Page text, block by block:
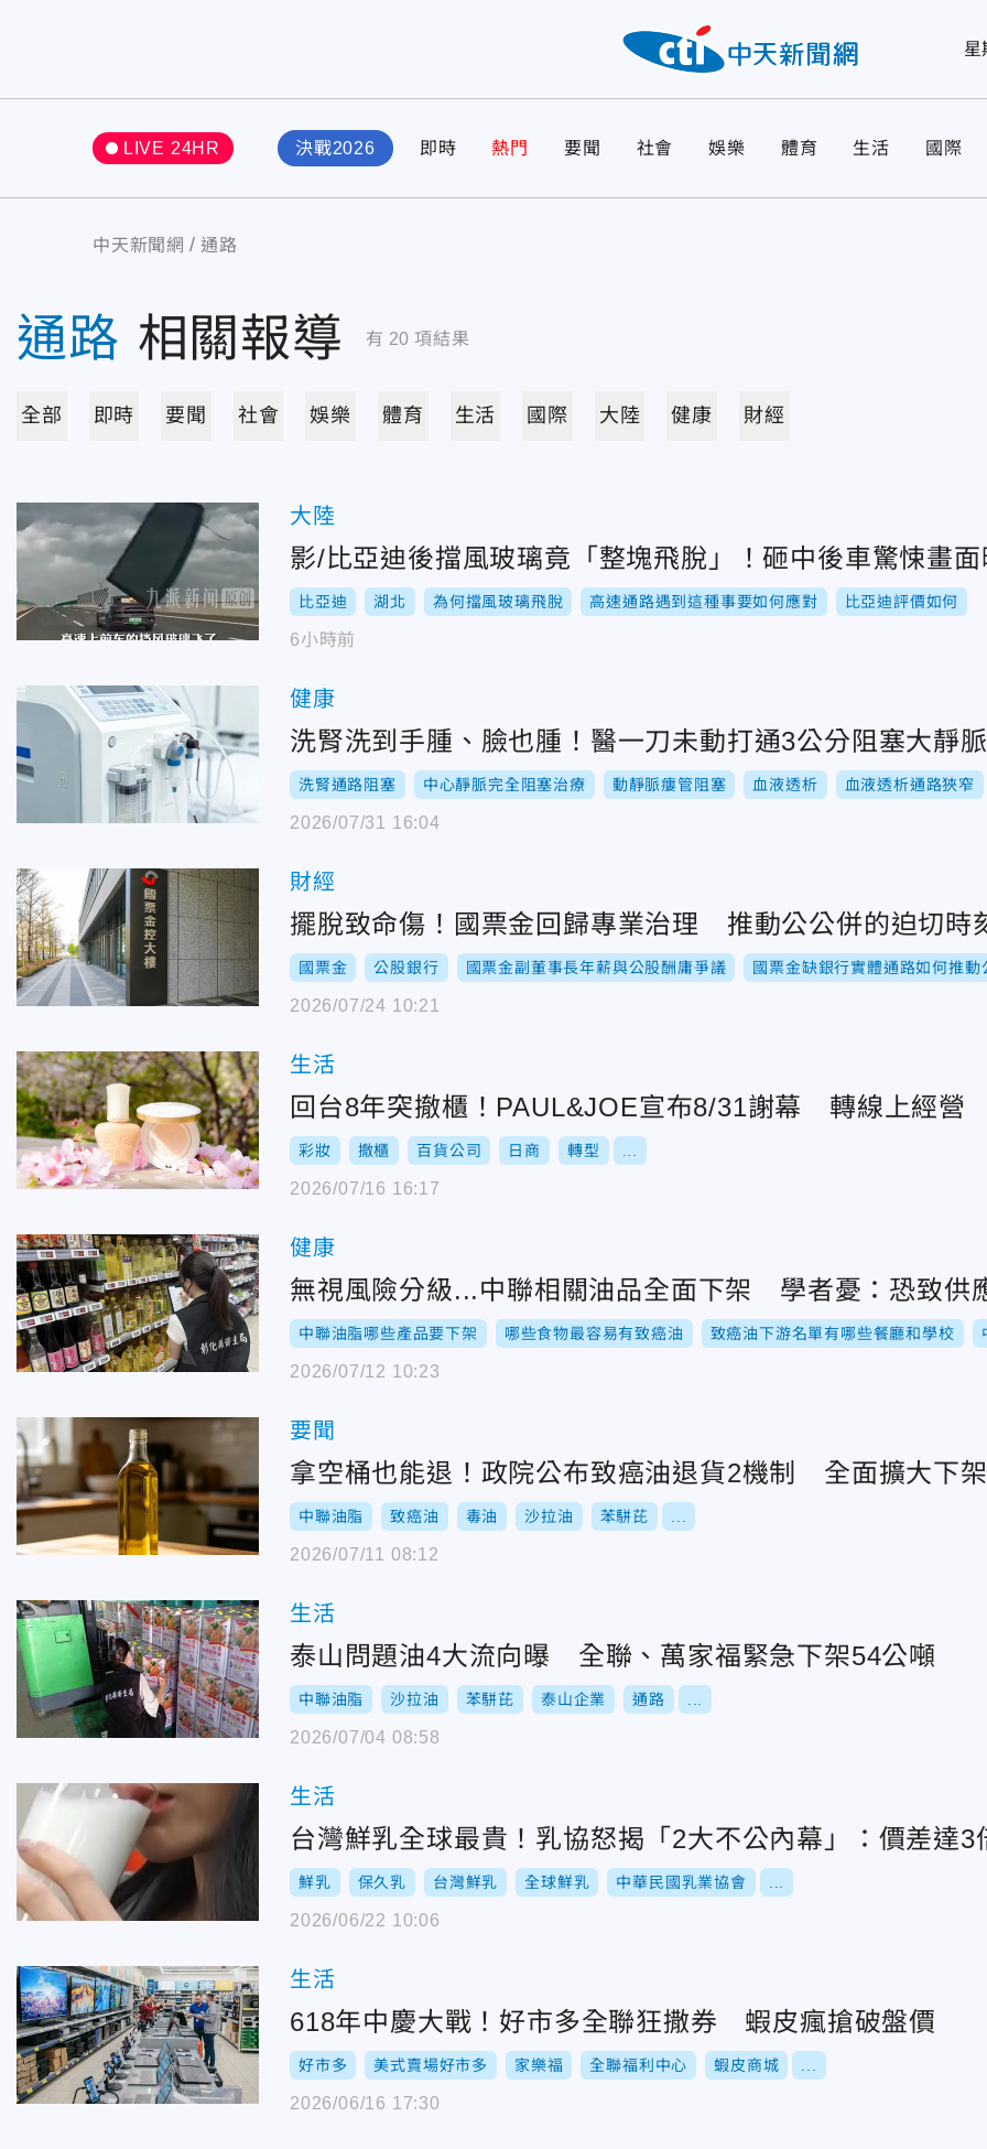
星
LIVE 24HR 決戰2026 即時 熱門 要聞 社會 娛樂 體育 生活 國際
中天新聞網 通路
通路 相關報導 有 20 項結果
全部 即時 要聞 社會 娛樂 體育 生活 國際 大陸 健康 財經
大陸
影/比亞迪後擋風玻璃竟「整塊飛脫」！砸中後車驚悚畫
比亞迪 湖北 為何擋風玻璃飛脫 高速通路遇到這種事要如何應對 比亞迪評價如何
6小時前
健康
洗腎洗到手腫、臉也腫！醫一刀未動打通3公分阻塞大靜脈
洗腎通路阻塞 中心靜脈完全阻塞治療 動靜脈瘻管阻塞 血液透析 血液透析通路狹窄
2026/07/31 16:04
財經
擺脫致命傷！國票金回歸專業治理 推動公公併的迫切時
國票金 公股銀行 國票金副董事長年薪與公股酬庸爭議 國票金缺銀行實體通路如何推動
2026/07/24 10:21
生活
回台8年突撤櫃！PAUL&JOE宣布8/31謝幕 轉線上經營
彩妝 撤櫃 百貨公司 日商 轉型
2026/07/16 16:17
健康
無視風險分級...中聯相關油品全面下架 學者憂：恐致供
中聯油脂哪些產品要下架 哪些食物最容易有致癌油 致癌油下游名單有哪些餐廳和學校
2026/07/12 10:23
要聞
拿空桶也能退！政院公布致癌油退貨2機制 全面擴大下架
中聯油脂 致癌油 毒油 沙拉油 苯駢芘
2026/07/11 08:12
生活
泰山問題油4大流向曝 全聯、萬家福緊急下架54公噸
中聯油脂 沙拉油 苯駢芘 泰山企業 通路
2026/07/04 08:58
生活
台灣鮮乳全球最貴！乳協怒揭「2大不公內幕」：價差達3
鮮乳 保久乳 台灣鮮乳 全球鮮乳 中華民國乳業協會
2026/06/22 10:06
生活
618年中慶大戰！好市多全聯狂撒券 蝦皮瘋搶破盤價
好市多 美式賣場好市多 家樂福 全聯福利中心 蝦皮商城
2026/06/16 17:30